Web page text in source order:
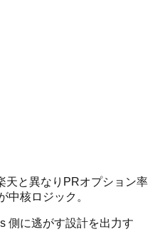
天と異なりPRオプション率
核ロジック。
側に逃がす設計を出力す